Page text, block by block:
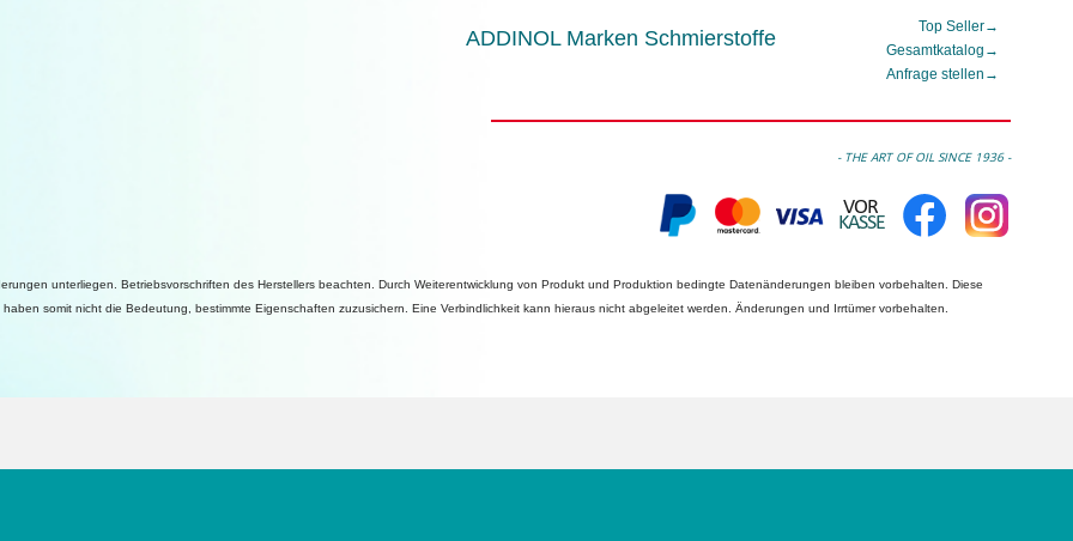
ADDINOL Marken Schmierstoffe Top Seller→
Gesamtkatalog →
Anfrage stellen →
- THE ART OF OIL SINCE 1936 -
unterliegen. Betriebsvorschriften des Herstellers beachten. Durch Weiterentwicklung von Produkt und Produktion bedingte Datenänderungen bleiben vorbehalten. Diese
somit nicht die Bedeutung, bestimmte Eigenschaften zuzusichern. Eine Verbindlichkeit kann hieraus nicht abgeleitet werden. Änderungen und Irrtümer vorbehalten.